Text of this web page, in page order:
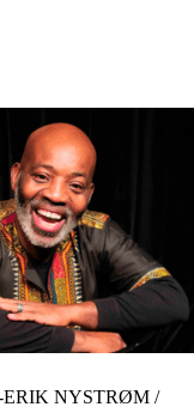
ERIK NYSTRØM /